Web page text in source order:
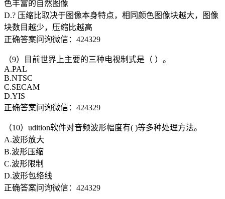
色丰富的自然图像
D.? 压缩比取决于图像本身特点，相同颜色图像块越大，图像
块数目越少，压缩比越高
正确答案问询微信：424329
（9）目前世界上主要的三种电视制式是（ ）。
A.PAL
B.NTSC
C.SECAM
D.YIS
正确答案问询微信：424329
（10）udition软件对音频波形幅度有( )等多种处理方法。
A.波形放大
B.波形压缩
C.波形限制
D.波形包络线
正确答案问询微信：424329